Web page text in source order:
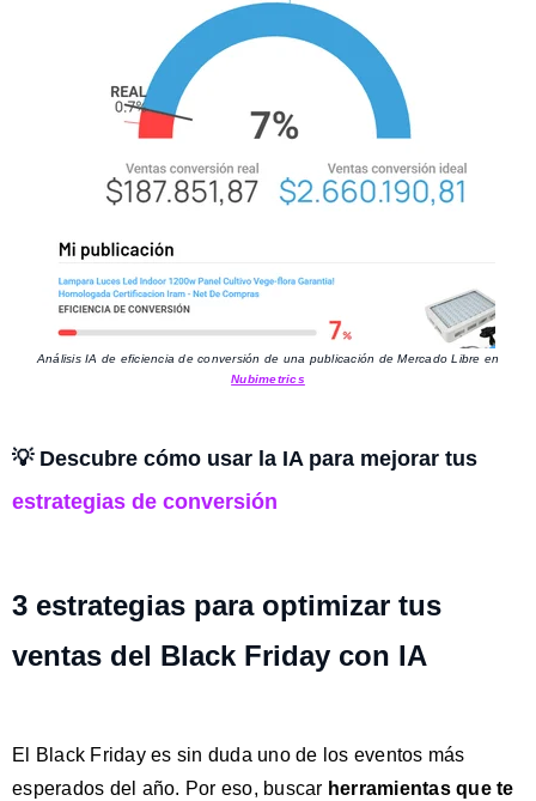
Análisis IA de eficiencia de conversión de una publicación de Mercado Libre en
Nubimetrics
💡 Descubre cómo usar la IA para mejorar tus
estrategias de conversión
3 estrategias para optimizar tus
ventas del Black Friday con IA
El Black Friday es sin duda uno de los eventos más
esperados del año. Por eso, buscar herramientas que te